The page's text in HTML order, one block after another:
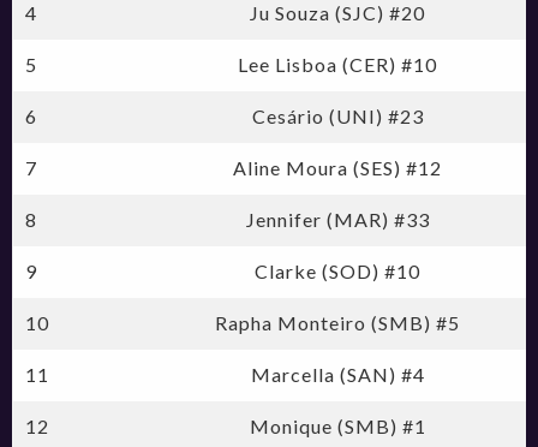
4 Ju Souza (SJC) #20
5 Lee Lisboa (CER) #10
6 Cesário (UNI) #23
7 Aline Moura (SES) #12
8 Jennifer (MAR) #33
9 Clarke (SOD) #10
10 Rapha Monteiro (SMB) #5
11 Marcella (SAN) #4
12 Monique (SMB) #1